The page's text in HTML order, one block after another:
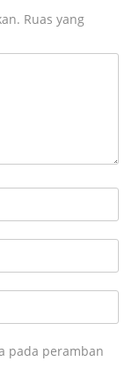
Ruas yang
pada peramban